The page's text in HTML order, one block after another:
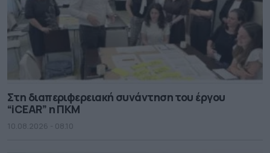
Στη διαπεριφερειακή συνάντηση του έργου
“iCEAR” η ΠΚΜ
10.08.2026 - 08.10